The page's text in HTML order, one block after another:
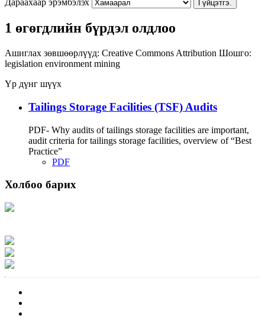
Гүйцэтгэ.
1 өгөгдлийн бүрдэл олдлоо
Ашиглах зөвшөөрлүүд: Creative Commons Attribution Шошго:
legislation environment mining
Үр дүнг шүүх
Tailings Storage Facilities (TSF) Audits
PDF- Why audits of tailings storage facilities are important,
audit criteria for tailings storage facilities, overview of “Best
Practice”
PDF
Холбоо барих